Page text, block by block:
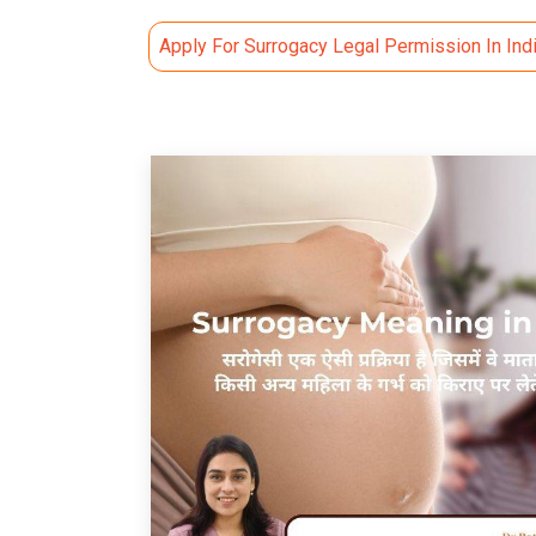
Apply For Surrogacy Legal Permission In